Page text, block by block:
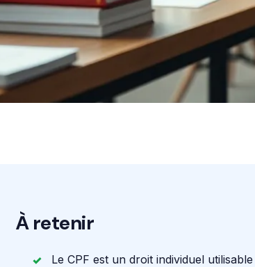
À retenir
Le CPF est un droit individuel